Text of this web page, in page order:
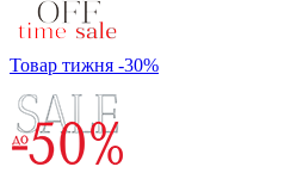
Товар тижня -30%